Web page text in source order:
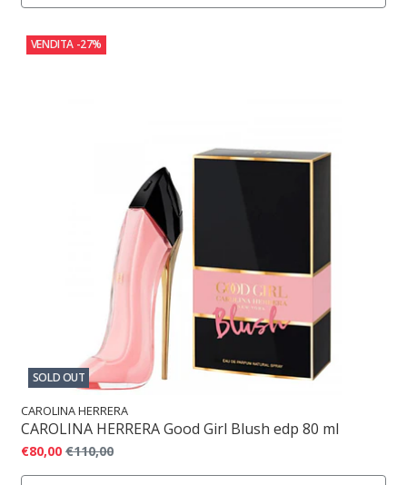
VENDITA -27%
SOLD OUT
CAROLINA HERRERA
CAROLINA HERRERA Good Girl Blush edp 80 ml
€80,00 €110,00